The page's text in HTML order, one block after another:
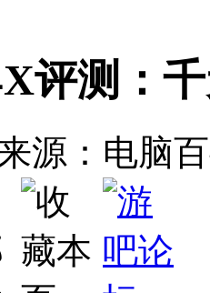
评测：
源：电脑